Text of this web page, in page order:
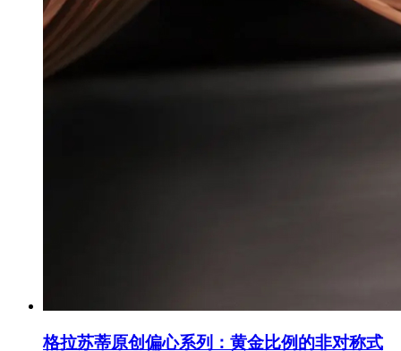
格拉苏蒂原创偏心系列：黄金比例的非对称式